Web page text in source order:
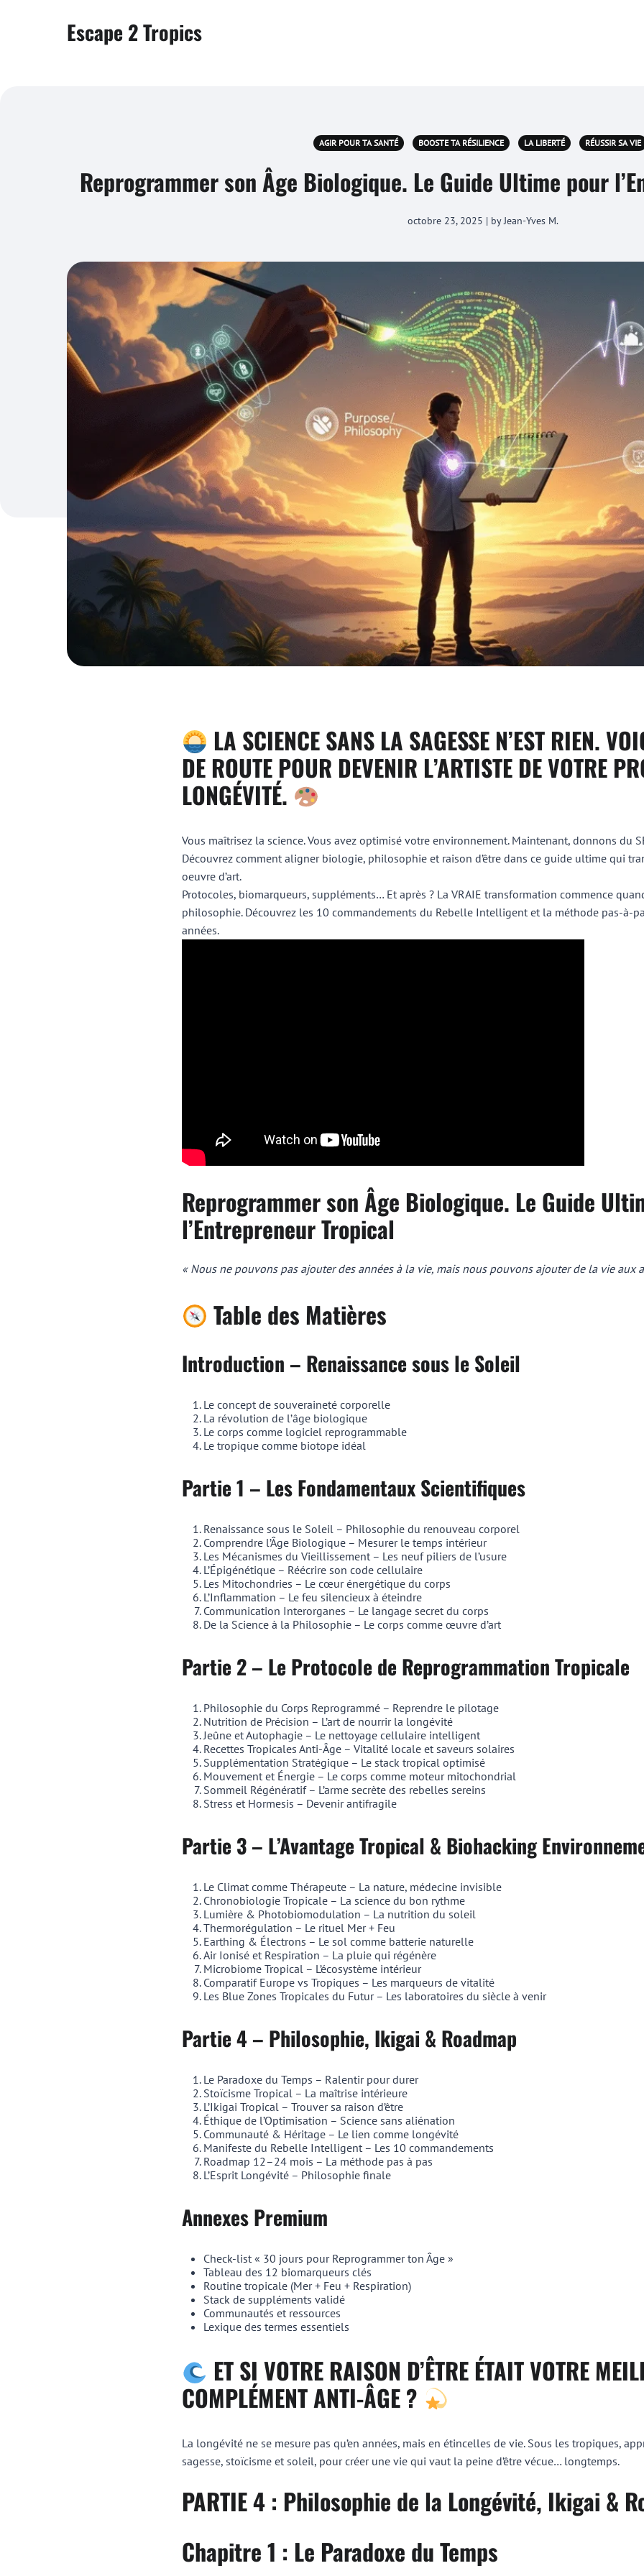
Escape 2 Tropics
AGIR POUR TA SANTÉ BOOSTE TA RÉSILIENCE LA LIBERTÉ RÉUSSIR SA VIE
Reprogrammer son Âge Biologique. Le Guide Ultime pour
octobre 23, 2025 | by Jean-Yves M.
LA SCIENCE SANS LA SAGESSE N’EST RIEN.
DE ROUTE POUR DEVENIR L’ARTISTE DE VOTRE
LONGÉVITÉ.
Vous maîtrisez la science. Vous avez optimisé votre environnement. Maintenant, donnons du
Découvrez comment aligner biologie, philosophie et raison d’être dans ce guide ultime qui
oeuvre d’art.
Protocoles, biomarqueurs, suppléments… Et après ? La VRAIE transformation commence
philosophie. Découvrez les 10 commandements du Rebelle Intelligent et la méthode pas-à-
années.
Reprogrammer son Âge Biologique. Le Guide
l’Entrepreneur Tropical
« Nous ne pouvons pas ajouter des années à la vie, mais nous pouvons ajouter de la vie aux
Table des Matières
Introduction – Renaissance sous le Soleil
Le concept de souveraineté corporelle
La révolution de l’âge biologique
Le corps comme logiciel reprogrammable
Le tropique comme biotope idéal
Partie 1 – Les Fondamentaux Scientifiques
Renaissance sous le Soleil – Philosophie du renouveau corporel
Comprendre l’Âge Biologique – Mesurer le temps intérieur
Les Mécanismes du Vieillissement – Les neuf piliers de l’usure
L’Épigénétique – Réécrire son code cellulaire
Les Mitochondries – Le cœur énergétique du corps
L’Inflammation – Le feu silencieux à éteindre
Communication Interorganes – Le langage secret du corps
De la Science à la Philosophie – Le corps comme œuvre d’art
Partie 2 – Le Protocole de Reprogrammation Tropicale
Philosophie du Corps Reprogrammé – Reprendre le pilotage
Nutrition de Précision – L’art de nourrir la longévité
Jeûne et Autophagie – Le nettoyage cellulaire intelligent
Recettes Tropicales Anti-Âge – Vitalité locale et saveurs solaires
Supplémentation Stratégique – Le stack tropical optimisé
Mouvement et Énergie – Le corps comme moteur mitochondrial
Sommeil Régénératif – L’arme secrète des rebelles sereins
Stress et Hormesis – Devenir antifragile
Partie 3 – L’Avantage Tropical & Biohacking
Le Climat comme Thérapeute – La nature, médecine invisible
Chronobiologie Tropicale – La science du bon rythme
Lumière & Photobiomodulation – La nutrition du soleil
Thermorégulation – Le rituel Mer + Feu
Earthing & Électrons – Le sol comme batterie naturelle
Air Ionisé et Respiration – La pluie qui régénère
Microbiome Tropical – L’écosystème intérieur
Comparatif Europe vs Tropiques – Les marqueurs de vitalité
Les Blue Zones Tropicales du Futur – Les laboratoires du siècle à venir
Partie 4 – Philosophie, Ikigai & Roadmap
Le Paradoxe du Temps – Ralentir pour durer
Stoïcisme Tropical – La maîtrise intérieure
L’Ikigai Tropical – Trouver sa raison d’être
Éthique de l’Optimisation – Science sans aliénation
Communauté & Héritage – Le lien comme longévité
Manifeste du Rebelle Intelligent – Les 10 commandements
Roadmap 12–24 mois – La méthode pas à pas
L’Esprit Longévité – Philosophie finale
Annexes Premium
Check-list « 30 jours pour Reprogrammer ton Âge »
Tableau des 12 biomarqueurs clés
Routine tropicale (Mer + Feu + Respiration)
Stack de suppléments validé
Communautés et ressources
Lexique des termes essentiels
ET SI VOTRE RAISON D’ÊTRE ÉTAIT VOTRE
COMPLÉMENT ANTI-ÂGE ?
La longévité ne se mesure pas qu’en années, mais en étincelles de vie. Sous les tropiques,
sagesse, stoïcisme et soleil, pour créer une vie qui vaut la peine d’être vécue… longtemps.
PARTIE 4 : Philosophie de la Longévité, Ikigai &
Chapitre 1 : Le Paradoxe du Temps